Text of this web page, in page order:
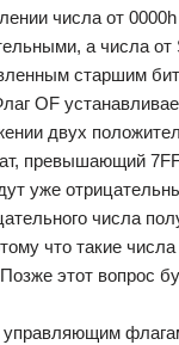
числа от
а числа от
старшим
OF
двух
превышающий
уже
числа
что такие
этот вопрос
управляющим